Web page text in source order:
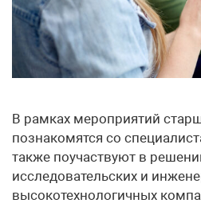
В рамках мероприятий
познакомятся со
также поучаствуют в
исследовательских и
высокотехнологичных